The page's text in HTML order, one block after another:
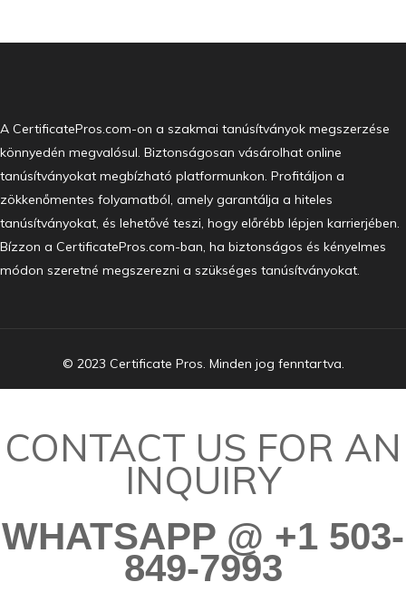
A CertificatePros.com-on a szakmai tanúsítványok megszerzése
könnyedén megvalósul. Biztonságosan vásárolhat online
tanúsítványokat megbízható platformunkon. Profitáljon a
zökkenőmentes folyamatból, amely garantálja a hiteles
tanúsítványokat, és lehetővé teszi, hogy előrébb lépjen karrierjében.
Bízzon a CertificatePros.com-ban, ha biztonságos és kényelmes
módon szeretné megszerezni a szükséges tanúsítványokat.
© 2023 Certificate Pros. Minden jog fenntartva.
CONTACT US FOR AN
INQUIRY
WHATSAPP @ +1 503-
849-7993